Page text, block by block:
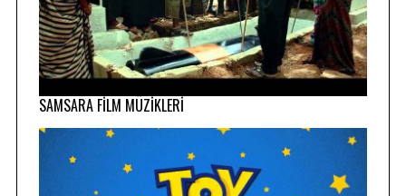
SAMSARA FİLM MÜZİKLERİ